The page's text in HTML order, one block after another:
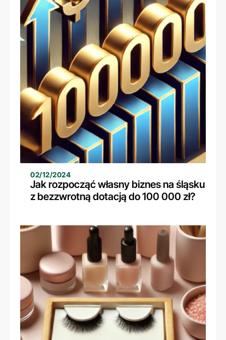
02/12/2024
Jak rozpocząć własny biznes na śląsku
z bezzwrotną dotacją do 100 000 zł?